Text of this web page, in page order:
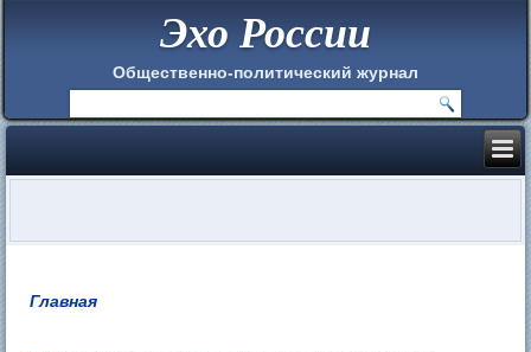
Эхо России
Общественно-политический журнал
Главная